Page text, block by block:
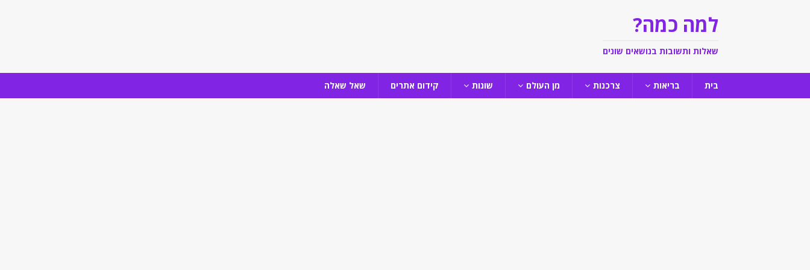
למה כמה?
שאלות ותשובות בנושאים שונים
בית בריאות צרכנות מן העולם שונות קידום אתרים שאל שאלה